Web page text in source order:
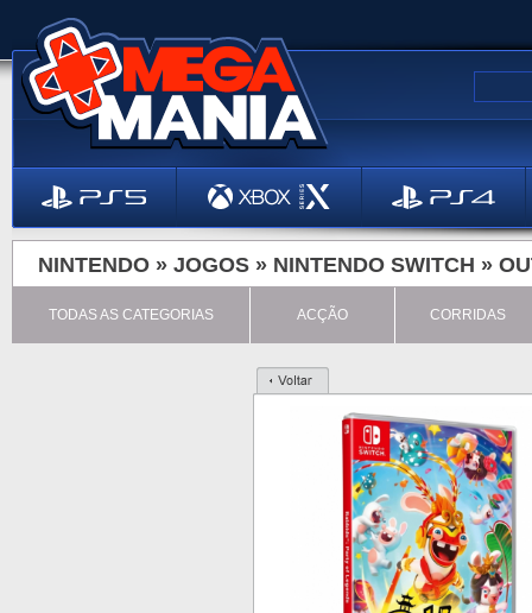
NINTENDO » JOGOS » NINTENDO SWITCH »
TODAS AS CATEGORIAS ACÇÃO CORRIDAS